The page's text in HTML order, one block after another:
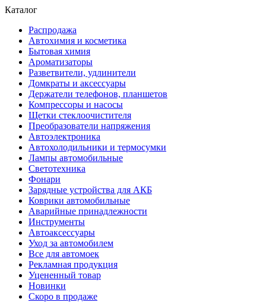
Каталог
Распродажа
Автохимия и косметика
Бытовая химия
Ароматизаторы
Разветвители, удлинители
Домкраты и аксессуары
Держатели телефонов, планшетов
Компрессоры и насосы
Щетки стеклоочистителя
Преобразователи напряжения
Автоэлектроника
Автохолодильники и термосумки
Лампы автомобильные
Светотехника
Фонари
Зарядные устройства для АКБ
Коврики автомобильные
Аварийные принадлежности
Инструменты
Автоаксессуары
Уход за автомобилем
Все для автомоек
Рекламная продукция
Уцененный товар
Новинки
Скоро в продаже